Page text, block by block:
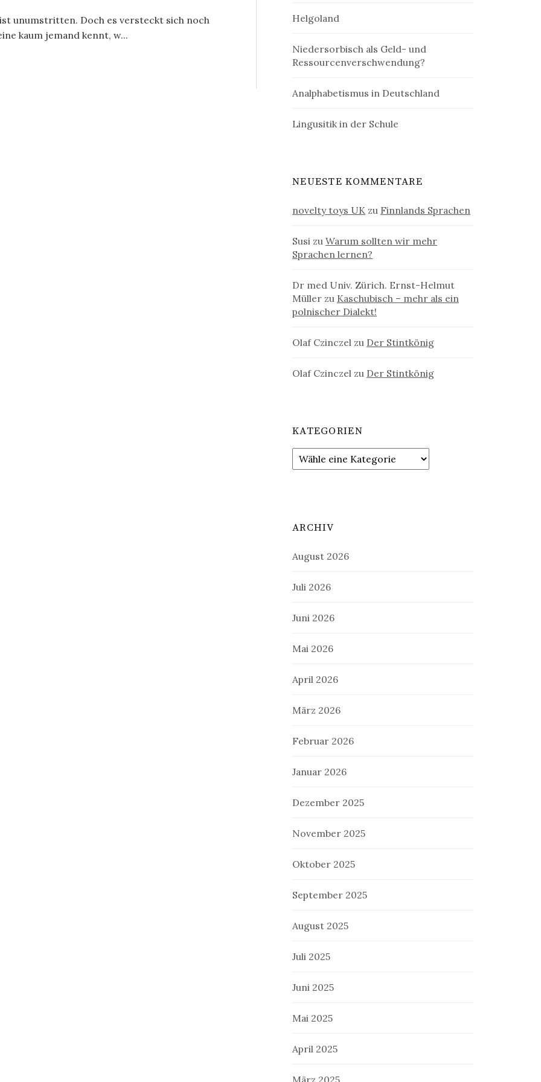
unumstritten. Doch es versteckt sich noch
kaum jemand kennt, w...
Helgoland
Niedersorbisch als Geld- und
Ressourcenverschwendung?
Analphabetismus in Deutschland
Lingusitik in der Schule
NEUESTE KOMMENTARE
novelty toys UK zu Finnlands Sprachen
Susi zuWarum sollten wir mehr
Sprachen lernen?
Dr med Univ. Zürich. Ernst-Helmut
Müller zu Kaschubisch – mehr als ein
polnischer Dialekt!
Olaf Czinczel zu Der Stintkönig
Olaf Czinczel zu Der Stintkönig
KATEGORIEN
ARCHIV
August 2026
Juli 2026
Juni 2026
Mai 2026
April 2026
März 2026
Februar 2026
Januar 2026
Dezember 2025
November 2025
Oktober 2025
September 2025
August 2025
Juli 2025
Juni 2025
Mai 2025
April 2025